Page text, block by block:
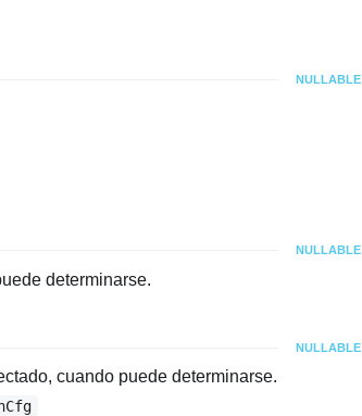
NULLABLE
NULLABLE
determinarse.
NULLABLE
cuando puede determinarse.